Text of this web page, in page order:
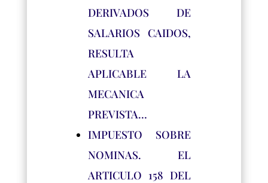
DERIVADOS DE
SALARIOS CAIDOS,
RESULTA
APLICABLE LA
MECANICA
PREVISTA…
IMPUESTO SOBRE
NOMINAS. EL
ARTICULO 158 DEL